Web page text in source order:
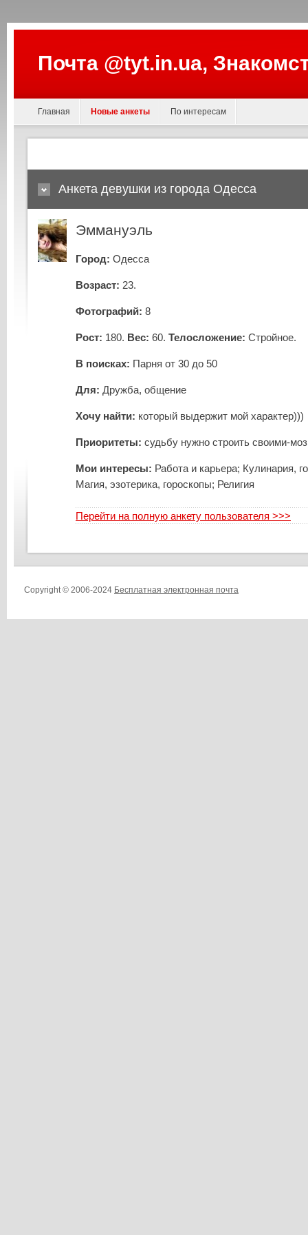
Почта @tyt.in.ua,
Главная Новые анкеты По интересам
Анкета девушки из города Одесса
Эммануэль
Город: Одесса
Возраст: 23.
Фотографий: 8
Рост: 180. Вес: 60. Телосложение: Стройное.
В поисках: Парня от 30 до 50
Для: Дружба, общение
Хочу найти: который выдержит мой характер)))
Приоритеты: судьбу нужно строить своими-
Мои интересы: Работа и карьера; Кулинария,
Магия, эзотерика, гороскопы; Религия
Перейти на полную анкету пользователя >>>
Copyright © 2006-2024 Бесплатная электронная почта